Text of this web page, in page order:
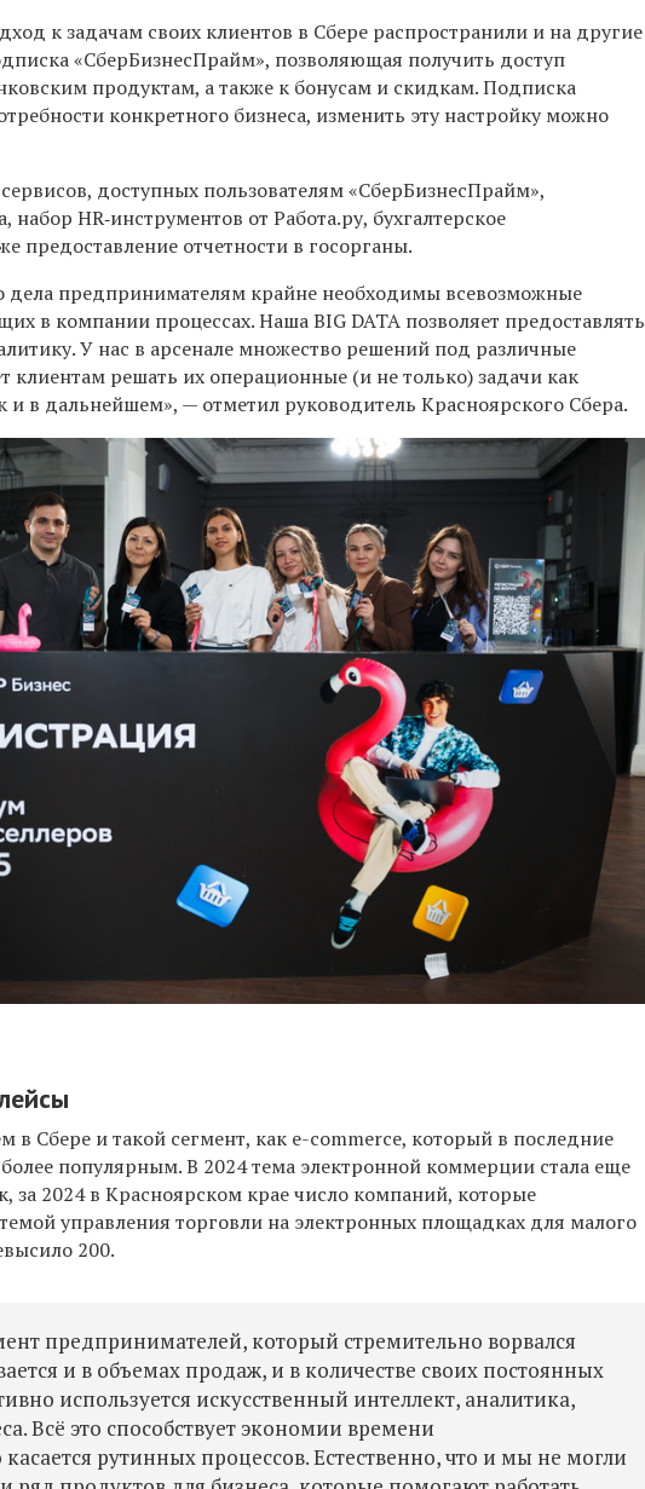
к задачам своих клиентов в Сбере распространили и на другие
«СберБизнесПрайм», позволяющая получить доступ
продуктам, а также к бонусам и скидкам. Подписка
конкретного бизнеса, изменить эту настройку можно
доступных пользователям «СберБизнес­Прайм»,
набор HR‑инструментов от Работа.ру, бухгалтерское
предоставление отчетности в госорганы.
дела предпринимателям крайне необходимы всевозможные
в компании процессах. Наша BIG DATA позволяет предоставлять
У нас в арсенале множество решений под различные
клиентам решать их операционные (и не только) задачи как
и в дальнейшем», — отметил руководитель Красноярского Сбера.
Сбере и такой сегмент, как e-commerce, который в последние
популярным. В 2024 тема электронной коммерции стала еще
за 2024 в Красноярском крае число компаний, которые
управления торговли на электронных площадках для малого
200.
предпринимателей, который стремительно ворвался
и в объемах продаж, и в количестве своих постоянных
используется искусственный интеллект, аналитика,
Всё это способствует экономии времени
рутинных процессов. Естественно, что и мы не могли